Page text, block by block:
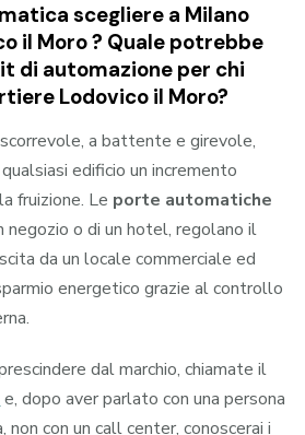
scegliere a Milano
il Moro ? Quale potrebbe
di automazione per chi
Lodovico il Moro?
a battente e girevole,
edificio un incremento
fruizione. Le porte automatiche
negozio o di un hotel, regolano il
da un locale commerciale ed
energetico grazie al controllo
dal marchio, chiamate il
e, dopo aver parlato con una persona
con un call center, conoscerai i